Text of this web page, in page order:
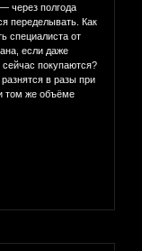
через полгода
переделывать. Как
специалиста от
если даже
покупаются?
в разы при
том же объёме